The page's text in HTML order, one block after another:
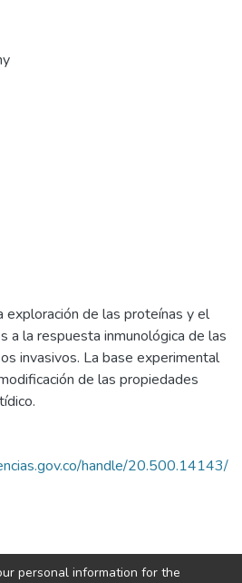
de las proteínas y el
a la respuesta inmunológica de las
invasivos. La base experimental
de las propiedades
handle/20.500.14143/
personal information for the